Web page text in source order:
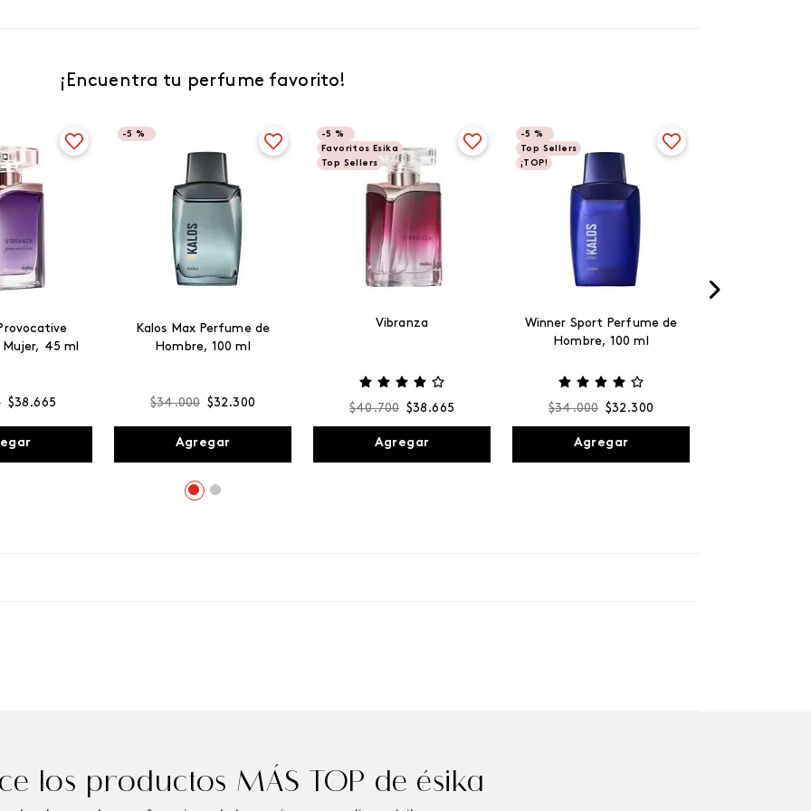
¡Encuentra tu perfume favorito!
45 ml
$38 .665
-5 %
Kalos Max Perfume de
Hombre, 100 ml
$34.000 $32 .300
Agregar
-5 %
Favoritos Esika
Top Sellers
Vibranza
$40.700 $38 .665
Agregar
-5 %
Top Sellers
¡TOP!
Winner Sport Perfume de
Hombre, 100 ml
$34.000 $32 .300
Agregar
los productos MÁS TOP de ésika